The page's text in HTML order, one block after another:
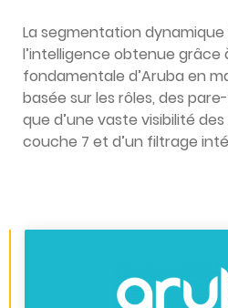
La segmentation
l’intelligence obtenue grâce
fondamentale d’Aruba en
basée sur les rôles, des
que d’une vaste visibilité
couche 7 et d’un filtrage